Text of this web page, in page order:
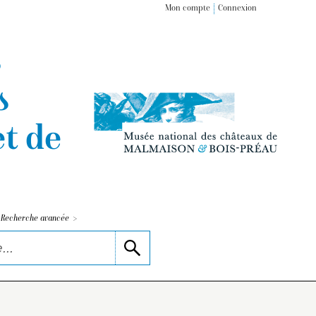
Mon compte Connexion
de
Recherche avancée >